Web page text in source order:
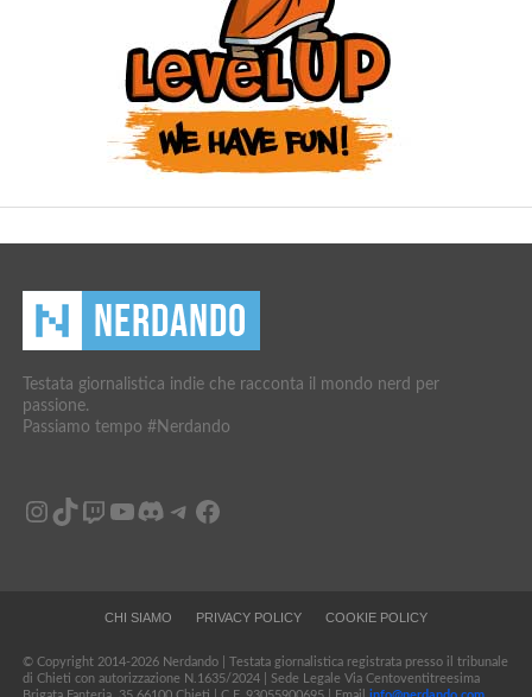
Testata giornalistica indie che racconta il mondo nerd per
passione.
Passiamo tempo #Nerdando
Instagram
TikTok
Twitch
YouTube
Discord
Telegram
Facebook
CHI SIAMO PRIVACY POLICY COOKIE POLICY
© Copyright 2014-2026 Nerdando | Testata giornalistica registrata presso il tribunale
di Chieti con autorizzazione N.1635/2024 | Sede Legale Via Centoventitreesima